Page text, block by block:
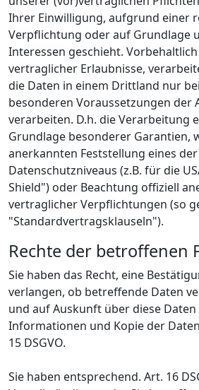
Ihrer Einwilligung, aufgrund einer
Verpflichtung oder auf Grundlage
Interessen geschieht.
vertraglicher Erlaubnisse,
die Daten in einem Drittland nur
besonderen Voraussetzungen der
verarbeiten. D.h. die Verarbeitung
Grundlage besonderer Garantien,
anerkannten Feststellung eines
Datenschutzniveaus (z.B. für die
Shield") oder Beachtung offiziell
vertraglicher Verpflichtungen (so
"Standardvertragsklauseln").
Rechte der betroffenen
Sie haben das Recht, eine
verlangen, ob betreffende Daten
und auf Auskunft über diese
Informationen und Kopie der
15 DSGVO.
Sie haben entsprechend. Art. 16